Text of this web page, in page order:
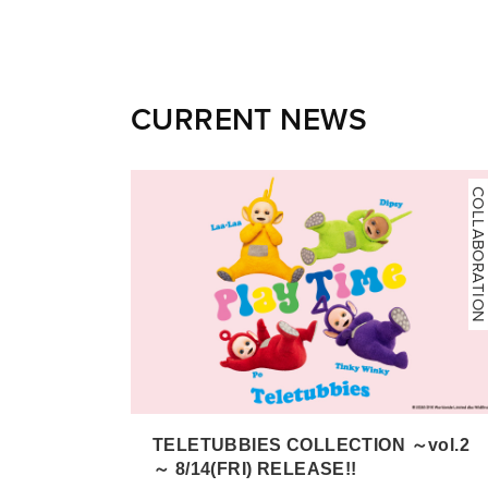
CURRENT NEWS
COLLABORATION
TELETUBBIES COLLECTION ～vol.2
～ 8/14(FRI) RELEASE!!